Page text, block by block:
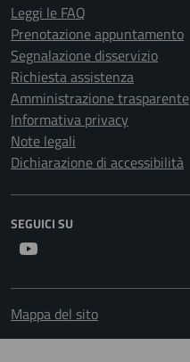
Leggi le FAQ
Prenotazione appuntamento
Segnalazione disservizio
Richiesta assistenza
Amministrazione trasparente
Informativa privacy
Note legali
Dichiarazione di accessibilità
SEGUICI SU
Mappa del sito